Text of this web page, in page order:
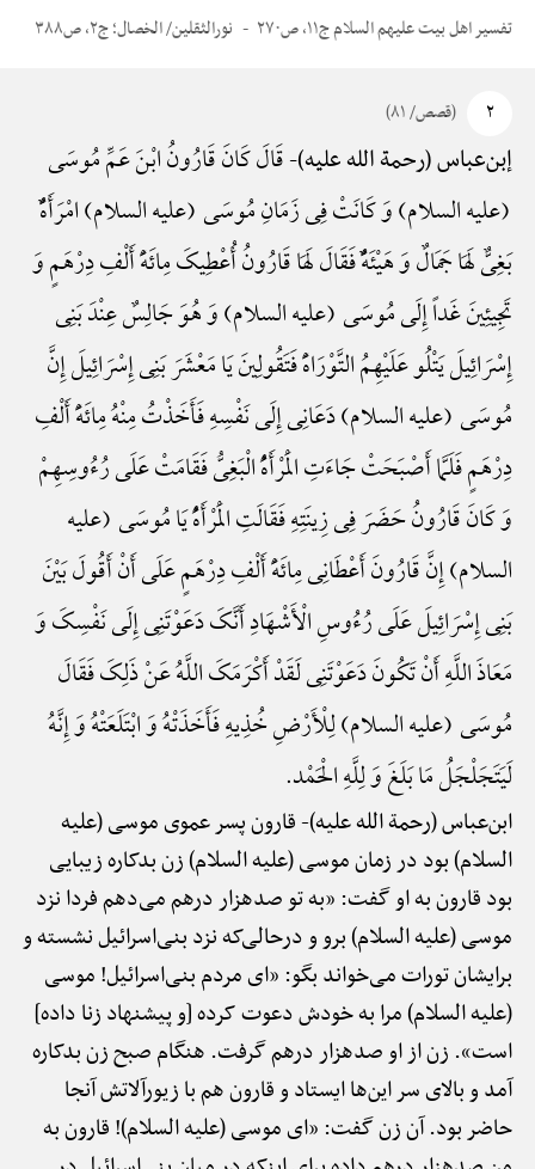
تفسیر اهل بیت علیهم السلام ج۱۱، ص۲۷۰ نورالثقلین/ الخصال؛ ج۲، ص۳۸۸
۲ (قصص/ ۸۱)
إبن‌عباس (رحمة الله علیه)-قَالَ کَانَ قَارُونُ ابْنَ عَمِّ مُوسَی
(علیه السلام) وَ کَانَتْ فِی زَمَانِ مُوسَی (علیه السلام) امْرَأَهًٌْ
بَغِیٌّ لَهَا جَمَالٌ وَ هَیْئَهًٌْ فَقَالَ لَهَا قَارُونُ أُعْطِیکَ مِائَهًَْ أَلْفِ دِرْهَمٍ وَ
تَجِیئِینَ غَداً إِلَی مُوسَی (علیه السلام) وَ هُوَ جَالِسٌ عِنْدَ بَنِی
إِسْرَائِیلَ یَتْلُو عَلَیْهِمُ التَّوْرَاهًَْ فَتَقُولِینَ یَا مَعْشَرَ بَنِی إِسْرَائِیلَ إِنَّ
مُوسَی (علیه السلام) دَعَانِی إِلَی نَفْسِهِ فَأَخَذْتُ مِنْهُ مِائَهًَْ أَلْفِ
دِرْهَمٍ فَلَمَّا أَصْبَحَتْ جَاءَتِ الْمَرْأَهًُْ الْبَغِیُّ فَقَامَتْ عَلَی رُءُوسِهِمْ
وَ کَانَ قَارُونُ حَضَرَ فِی زِینَتِهِ فَقَالَتِ الْمَرْأَهًُْ یَا مُوسَی (علیه
السلام) إِنَّ قَارُونَ أَعْطَانِی مِائَهًَْ أَلْفِ دِرْهَمٍ عَلَی أَنْ أَقُولَ بَیْنَ
بَنِی إِسْرَائِیلَ عَلَی رُءُوسِ الْأَشْهَادِ أَنَّکَ دَعَوْتَنِی إِلَی نَفْسِکَ وَ
مَعَاذَ اللَّهِ أَنْ تَکُونَ دَعَوْتَنِی لَقَدْ أَکْرَمَکَ اللَّهُ عَنْ ذَلِکَ فَقَالَ
مُوسَی (علیه السلام) لِلْأَرْضِ خُذِیهِ فَأَخَذَتْهُ وَ ابْتَلَعَتْهُ وَ إِنَّهُ
لَیَتَجَلْجَلُ مَا بَلَغَ وَ لِلَّهِ الْحَمْد.
ابن‌عباس (رحمة الله علیه)-قارون پسر عموی موسی (علیه
السلام) بود در زمان موسی (علیه السلام) زن بدکاره زیبایی
بود قارون به او گفت: «به تو صدهزار درهم می‌دهم فردا نزد
موسی (علیه السلام) برو و درحالی‌که نزد بنی‌اسرائیل نشسته و
برایشان تورات می‌خواند بگو: «ای مردم بنی‌اسرائیل! موسی
(علیه السلام) مرا به خودش دعوت کرده [و پیشنهاد زنا داده]
است». زن از او صدهزار درهم گرفت. هنگام صبح زن بدکاره
آمد و بالای سر این‌ها ایستاد و قارون هم با زیورآلاتش آنجا
حاضر بود. آن زن گفت: «ای موسی (علیه السلام)! قارون به